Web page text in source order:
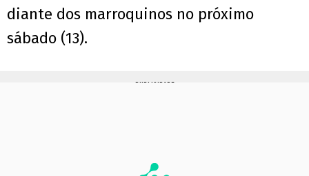
diante dos marroquinos no próximo
sábado (13).
PUBLICIDADE